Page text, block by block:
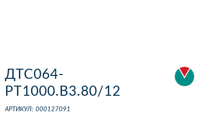
ДТС064-
РТ1000.В3.80/12
АРТИКУЛ: 000127091